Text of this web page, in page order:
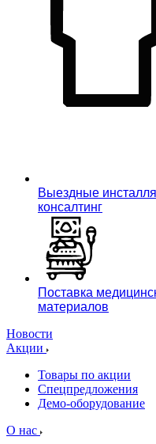
Выездные
консалтинг
Поставка
материалов
Новости
Акции
Товары по акции
Спецпредложения
Демо-оборудование
О нас